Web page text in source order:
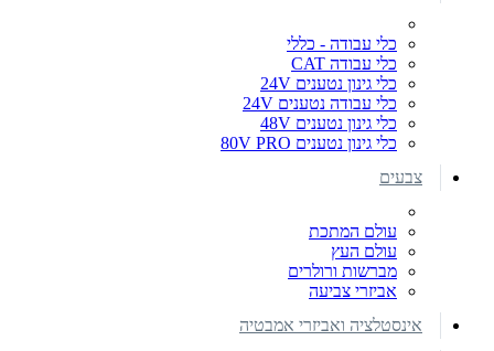
כלי עבודה - כללי
כלי עבודה CAT
כלי גינון נטענים 24V
כלי עבודה נטענים 24V
כלי גינון נטענים 48V
כלי גינון נטענים 80V PRO
צבעים
עולם המתכת
עולם העץ
מברשות ורולרים
אביזרי צביעה
אינסטלציה ואביזרי אמבטיה